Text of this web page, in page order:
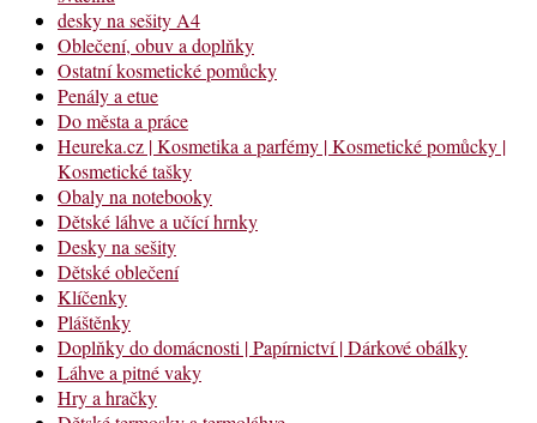
desky na sešity A4
Oblečení, obuv a doplňky
Ostatní kosmetické pomůcky
Penály a etue
Do města a práce
Heureka.cz | Kosmetika a parfémy | Kosmetické pomůcky |
Kosmetické tašky
Obaly na notebooky
Dětské láhve a učící hrnky
Desky na sešity
Dětské oblečení
Klíčenky
Pláštěnky
Doplňky do domácnosti | Papírnictví | Dárkové obálky
Láhve a pitné vaky
Hry a hračky